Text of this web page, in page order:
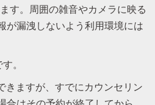
す。 周囲の雑音やカメラに映る
が漏洩しないよう利用環境には
。
きますが、すでにカウンセリン